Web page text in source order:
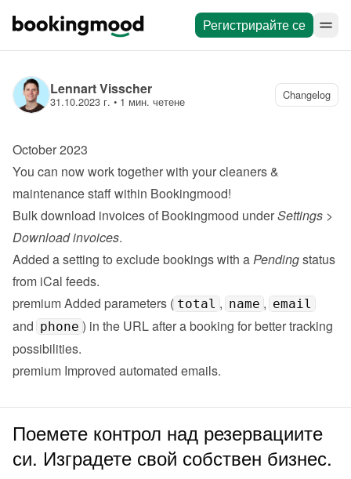
Регистрирайте се
Lennart Visscher
31.10.2023 г. • 1 мин. четене Changelog
October 2023
You can now work together with your cleaners &
maintenance staff within Bookingmood!
Bulk download invoices of Bookingmood under Settings
Download invoices.
Added a setting to exclude bookings with a Pending status
from iCal feeds.
premium Added parameters ( total , name , email
and phone ) in the URL after a booking for better tracking
possibilities.
premium Improved automated emails.
Поемете контрол над резервациите
си. Изградете свой собствен бизнес.